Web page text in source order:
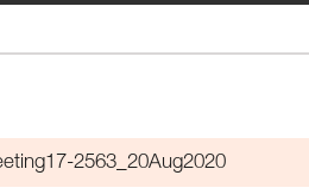
2563_20Aug2020